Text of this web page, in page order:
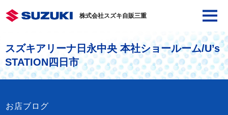
株式会社スズキ自販三重
スズキアリーナ日永中央 本社ショールーム/U’s
STATION四日市
お店ブログ